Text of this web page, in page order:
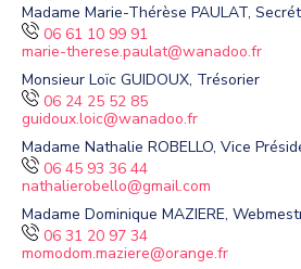
Madame Marie-Thérèse PAULAT,
06 61 10 99 91
marie-therese.paulat@wanadoo.fr
Monsieur Loïc GUIDOUX, Trésorier
06 24 25 52 85
guidoux.loic@wanadoo.fr
Madame Nathalie ROBELLO, Vice
06 45 93 36 44
nathalierobello@gmail.com
Madame Dominique MAZIERE,
06 31 20 97 34
momodom.maziere@orange.fr